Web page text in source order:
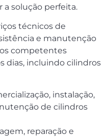
a solução perfeita.
técnicos de
e manutenção
competentes
dias, incluindo cilindros
instalação,
de cilindros
reparação e